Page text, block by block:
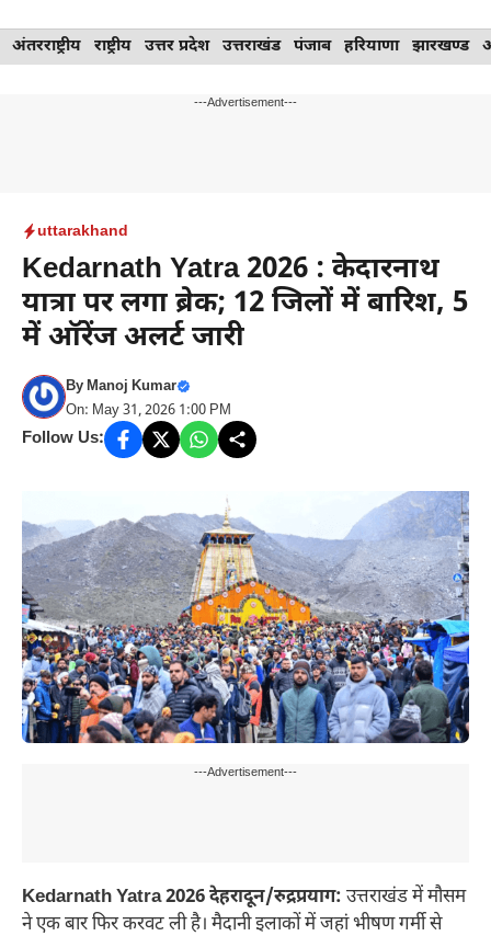
Skip
to
अंतरराष्ट्रीय राष्ट्रीय उत्तर प्रदेश उत्तराखंड पंजाब हरियाणा झारखण्ड
---Advertisement---
uttarakhand
Kedarnath Yatra 2026 : केदारनाथ
यात्रा पर लगा ब्रेक; 12 जिलों में बारिश, 5
में ऑरेंज अलर्ट जारी
ByManoj Kumar
On: May 31, 2026 1:00 PM
Follow Us:
---Advertisement---
Kedarnath Yatra 2026 देहरादून/रुद्रप्रयाग: उत्तराखंड में मौसम
ने एक बार फिर करवट ली है। मैदानी इलाकों में जहां भीषण गर्मी से